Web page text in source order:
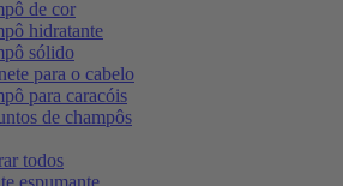
de cor
hidratante
sólido
para o cabelo
para caracóis
de champôs
todos
espumante